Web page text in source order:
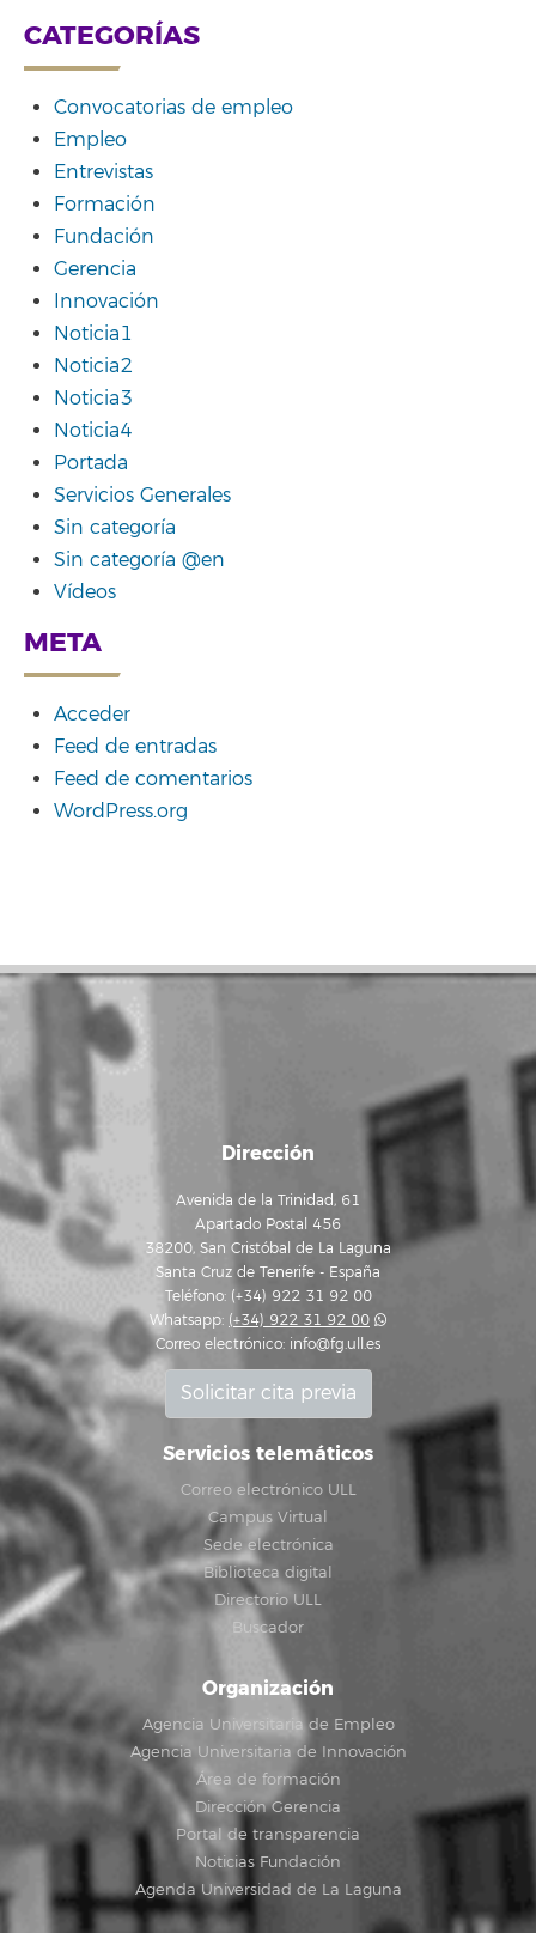
CATEGORÍAS
Convocatorias de empleo
Empleo
Entrevistas
Formación
Fundación
Gerencia
Innovación
Noticia1
Noticia2
Noticia3
Noticia4
Portada
Servicios Generales
Sin categoría
Sin categoría @en
Vídeos
META
Acceder
Feed de entradas
Feed de comentarios
WordPress.org
Dirección
Avenida de la Trinidad, 61
Apartado Postal 456
38200, San Cristóbal de La Laguna
Santa Cruz de Tenerife - España
Teléfono: (+34) 922 31 92 00
Whatsapp: (+34) 922 31 92 00
Correo electrónico: info@fg.ull.es
Solicitar cita previa
Servicios telemáticos
Correo electrónico ULL
Campus Virtual
Sede electrónica
Biblioteca digital
Directorio ULL
Buscador
Organización
Agencia Universitaria de Empleo
Agencia Universitaria de Innovación
Área de formación
Dirección Gerencia
Portal de transparencia
Noticias Fundación
Agenda Universidad de La Laguna